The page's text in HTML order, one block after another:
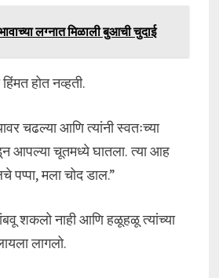
लग्नात मिळाली बुआची चुदाई
होत नव्हती.
चढल्या आणि त्यांनी स्वतःच्या
आपल्या चूतमध्ये घातला. त्या आह
पप्पा, मला चोद डाल.”
शकलो नाही आणि हळूहळू त्यांच्या
लागलो.